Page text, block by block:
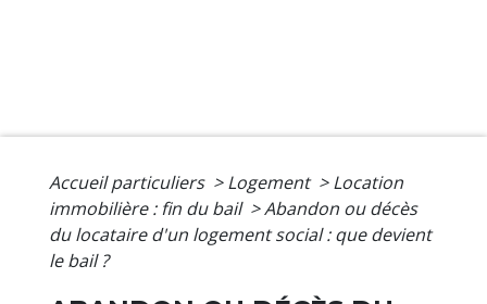
Accueil particuliers > Logement > Location
immobilière : fin du bail >Abandon ou décès
du locataire d'un logement social : que devient
le bail ?